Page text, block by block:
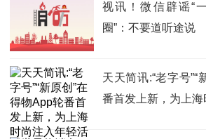
视讯！微信辟谣“
圈”：不要道听途说
天天简讯:“老字号”“
番首发上新，为上